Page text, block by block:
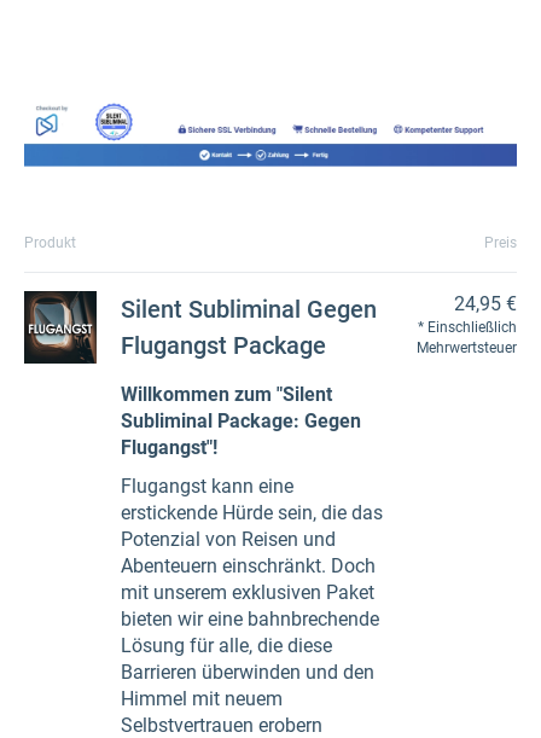
Produkt Preis
Silent Subliminal Gegen
Flugangst Package
Willkommen zum "Silent
Subliminal Package: Gegen
Flugangst"!
Flugangst kann eine
erstickende Hürde sein, die das
Potenzial von Reisen und
Abenteuern einschränkt. Doch
mit unserem exklusiven Paket
bieten wir eine bahnbrechende
Lösung für alle, die diese
Barrieren überwinden und den
Himmel mit neuem
Selbstvertrauen erobern
24,95 €
Einschließlich
Mehrwertsteuer